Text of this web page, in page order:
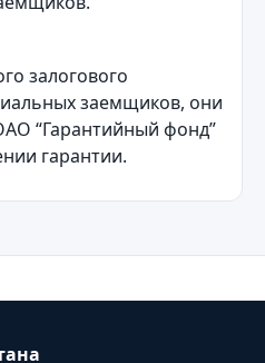
залогового
заемщиков, они
“Гарантийный фонд”
гарантии.